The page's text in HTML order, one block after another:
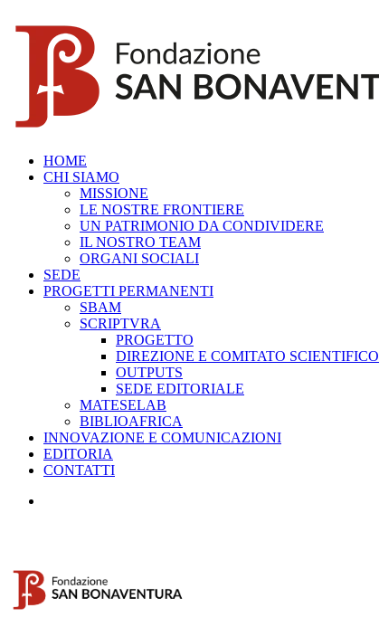
HOME
CHI SIAMO
MISSIONE
LE NOSTRE FRONTIERE
UN PATRIMONIO DA CONDIVIDERE
IL NOSTRO TEAM
ORGANI SOCIALI
SEDE
PROGETTI PERMANENTI
SBAM
SCRIPTVRA
PROGETTO
DIREZIONE E COMITATO SCIENTIFICO
OUTPUTS
SEDE EDITORIALE
MATESELAB
BIBLIOAFRICA
INNOVAZIONE E COMUNICAZIONI
EDITORIA
CONTATTI